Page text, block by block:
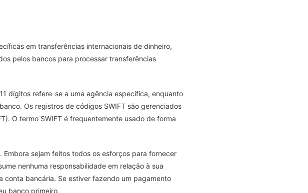
em transferências internacionais de dinheiro,
pelos bancos para processar transferências
dígitos refere-se a uma agência específica, enquanto
Os registros de códigos SWIFT são gerenciados
O termo SWIFT é frequentemente usado de forma
sejam feitos todos os esforços para fornecer
nenhuma responsabilidade em relação à sua
conta bancária. Se estiver fazendo um pagamento
banco primeiro.